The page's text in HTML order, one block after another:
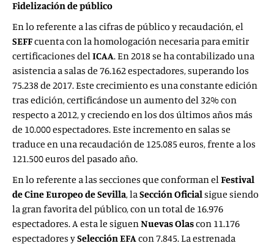
Fidelización de público
En lo referente a las cifras de público y recaudación, el
SEFFcuenta con la homologación necesaria para emitir
certificaciones delICAA. En 2018 se ha contabilizado una
asistencia a salas de 76.162 espectadores, superando los
75.238 de 2017. Este crecimiento es una constante edición
tras edición, certificándose un aumento del 32% con
respecto a 2012, y creciendo en los dos últimos años más
de 10.000 espectadores. Este incremento en salas se
traduce en una recaudación de 125.085 euros, frente a los
121.500 euros del pasado año.
En lo referente a las secciones que conforman elFestival
de Cine Europeo de Sevilla, laSección Oficialsigue siendo
la gran favorita del público, con un total de 16.976
espectadores. A esta le siguenNuevas Olascon 11.176
espectadores ySelección EFAcon 7.845. La estrenada